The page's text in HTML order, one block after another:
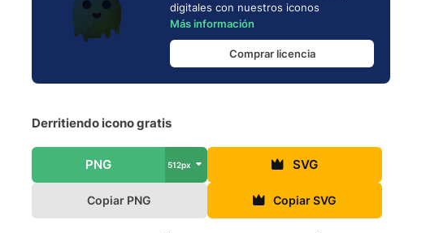
digitales con nuestros iconos
Más información
Comprar licencia
Derritiendo icono gratis
PNG 512px SVG
Copiar PNG Copiar SVG